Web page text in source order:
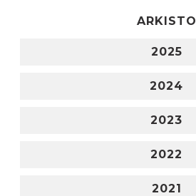
ARKISTO
2025
2024
2023
2022
2021